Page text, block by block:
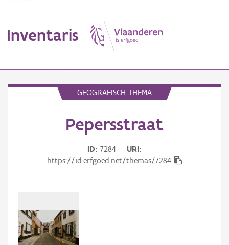
Inventaris
Gebeurtenis
Persoon of collectief
GEOGRAFISCH THEMA
Pepersstraat
ID 7284
URI
https://id.erfgoed.net/themas/7284